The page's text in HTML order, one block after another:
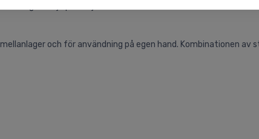
och hjälper tröjan att sitta bättre. Även ärmsluten är
och för användning på egen hand. Kombinationen